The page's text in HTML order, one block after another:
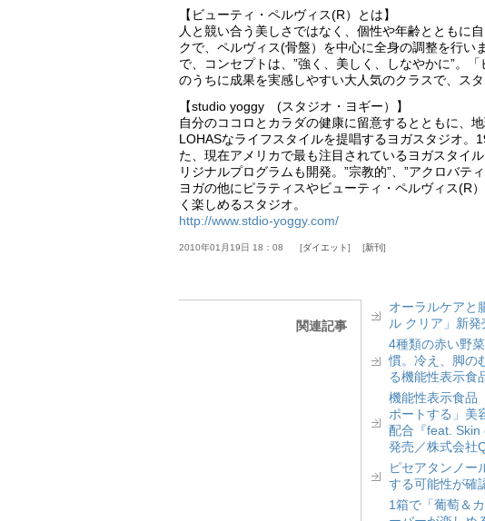
【ビューティ・ペルヴィス(R）とは】
人と競い合う美しさではなく、個性や年齢とともに
クで、ペルヴィス(骨盤）を中心に全身の調整を行い
で、コンセプトは、”強く、美しく、しなやかに”。
のうちに成果を実感しやすい大人気のクラスで、ス
【studio yoggy (スタジオ・ヨギー）】
自分のココロとカラダの健康に留意するとともに、
LOHASなライフスタイルを提唱するヨガスタジオ
た、現在アメリカで最も注目されているヨガスタイ
リジナルプログラムも開発。”宗教的”、”アクロバテ
ヨガの他にピラティスやビューティ・ペルヴィス(R
く楽しめるスタジオ。
http://www.stdio-yoggy.com/
2010年01月19日 18：08 ダイエット 新刊
関連記事
オーラルケアと
ル クリア」新
4種類の赤い野
慣。冷え、脚の
る機能性表示食
機能性表示食品
ポートする」美
配合『feat. Skin
発売／株式会社
ピセアタンノー
する可能性が確
1箱で「葡萄＆